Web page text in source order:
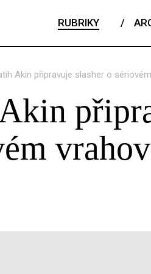
RUBRIKY /
Akin připravuje slasher o